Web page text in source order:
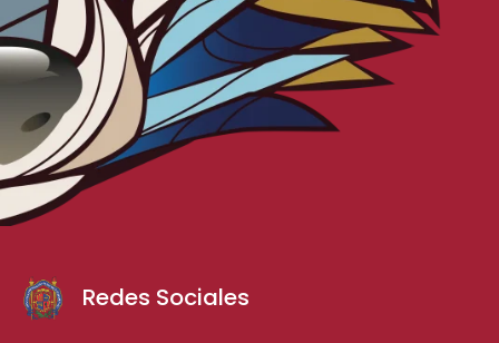
Redes Sociales